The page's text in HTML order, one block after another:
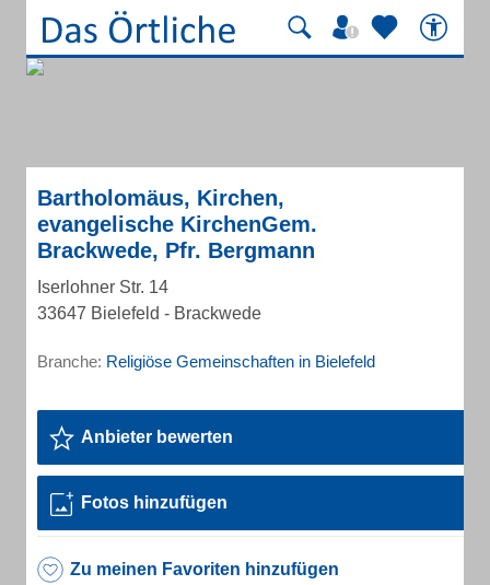
Bartholomäus, Kirchen,
evangelische KirchenGem.
Brackwede, Pfr. Bergmann
Iserlohner Str. 14
33647 Bielefeld - Brackwede
Branche: Religiöse Gemeinschaften in Bielefeld
Anbieter bewerten
Fotos hinzufügen
Zu meinen Favoriten hinzufügen